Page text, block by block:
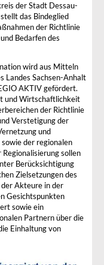
der Stadt Dessau-
das Bindeglied
der Richtlinie
Bedarfen des
wird aus Mitteln
Landes Sachsen-Anhalt
AKTIV gefördert.
und Wirtschaftlichkeit
der Richtlinie
Verstetigung der
und
der regionalen
sollen
Berücksichtigung
Zielsetzungen des
Akteure in der
Gesichtspunkten
sowie ein
Partnern über die
Einhaltung von